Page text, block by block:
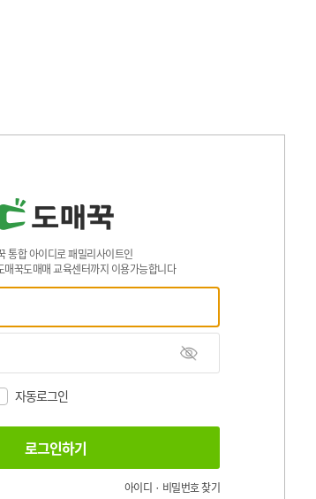
통합 아이디로 패밀리사이트인
매꾹도매매 교육센터까지 이용가능합니다
자동로그인
아이디 · 비밀번호 찾기